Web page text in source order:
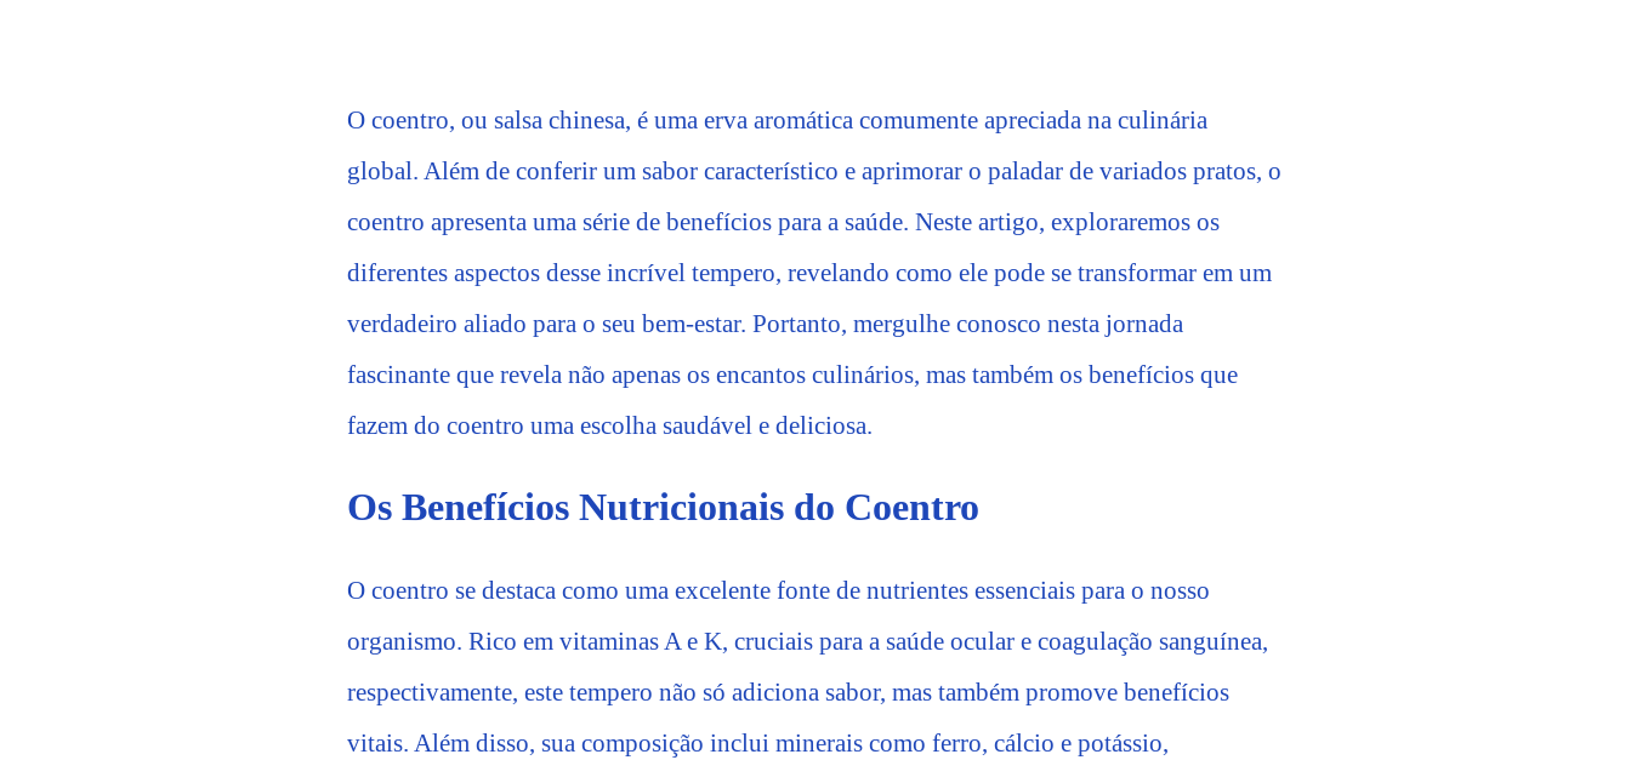
O coentro, ou salsa chinesa, é uma erva aromática comumente apreciada na culinária
global. Além de conferir um sabor característico e aprimorar o paladar de variados pratos, o
coentro apresenta uma série de benefícios para a saúde. Neste artigo, exploraremos os
diferentes aspectos desse incrível tempero, revelando como ele pode se transformar em um
verdadeiro aliado para o seu bem-estar. Portanto, mergulhe conosco nesta jornada
fascinante que revela não apenas os encantos culinários, mas também os benefícios que
fazem do coentro uma escolha saudável e deliciosa.
Os Benefícios Nutricionais do Coentro
O coentro se destaca como uma excelente fonte de nutrientes essenciais para o nosso
organismo. Rico em vitaminas A e K, cruciais para a saúde ocular e coagulação sanguínea,
respectivamente, este tempero não só adiciona sabor, mas também promove benefícios
vitais. Além disso, sua composição inclui minerais como ferro, cálcio e potássio,